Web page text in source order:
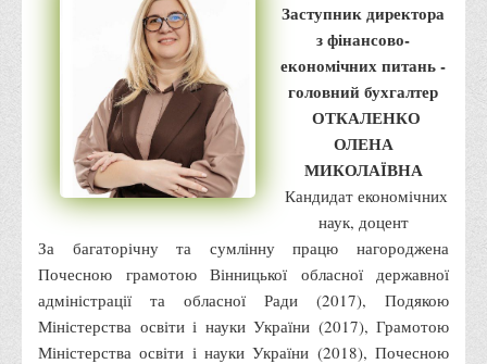
Адміністрація
Факультети
Обліково-фінансовий
Торгівлі, маркетингу та сфери обслуговування
Економіки, менеджменту та права
Кафедри
Маркетингу та реклами
Товарознавства, експертизи та торговельного
підприємництва
Туризму та готельно-ресторанної справи
Заступник директора
з фінансово-
економічних питань -
головний бухгалтер
ОТКАЛЕНКО
ОЛЕНА
МИКОЛАЇВНА
Кандидат економічних
наук, доцент
За багаторічну та сумлінну працю нагороджена
Почесною грамотою Вінницької обласної державної
адміністрації та обласної Ради (2017), Подякою
Міністерства освіти і науки України (2017), Грамотою
Міністерства освіти і науки України (2018), Почесною